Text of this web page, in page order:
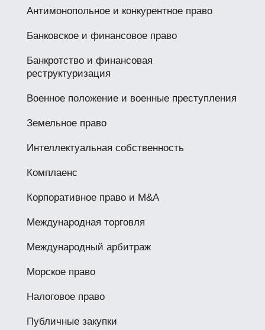
Антимонопольное и конкурентное право
Банковское и финансовое право
Банкротство и финансовая
реструктуризация
Военное положение и военные преступления
Земельное право
Интеллектуальная собственность
Комплаенс
Корпоративное право и M&A
Международная торговля
Международный арбитраж
Морское право
Налоговое право
Публичные закупки